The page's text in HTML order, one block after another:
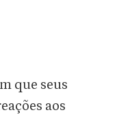
que seus
aos